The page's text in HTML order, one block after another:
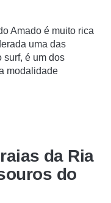
Amado é muito rica
uma das
surf, é um dos
modalidade
da Ria
do